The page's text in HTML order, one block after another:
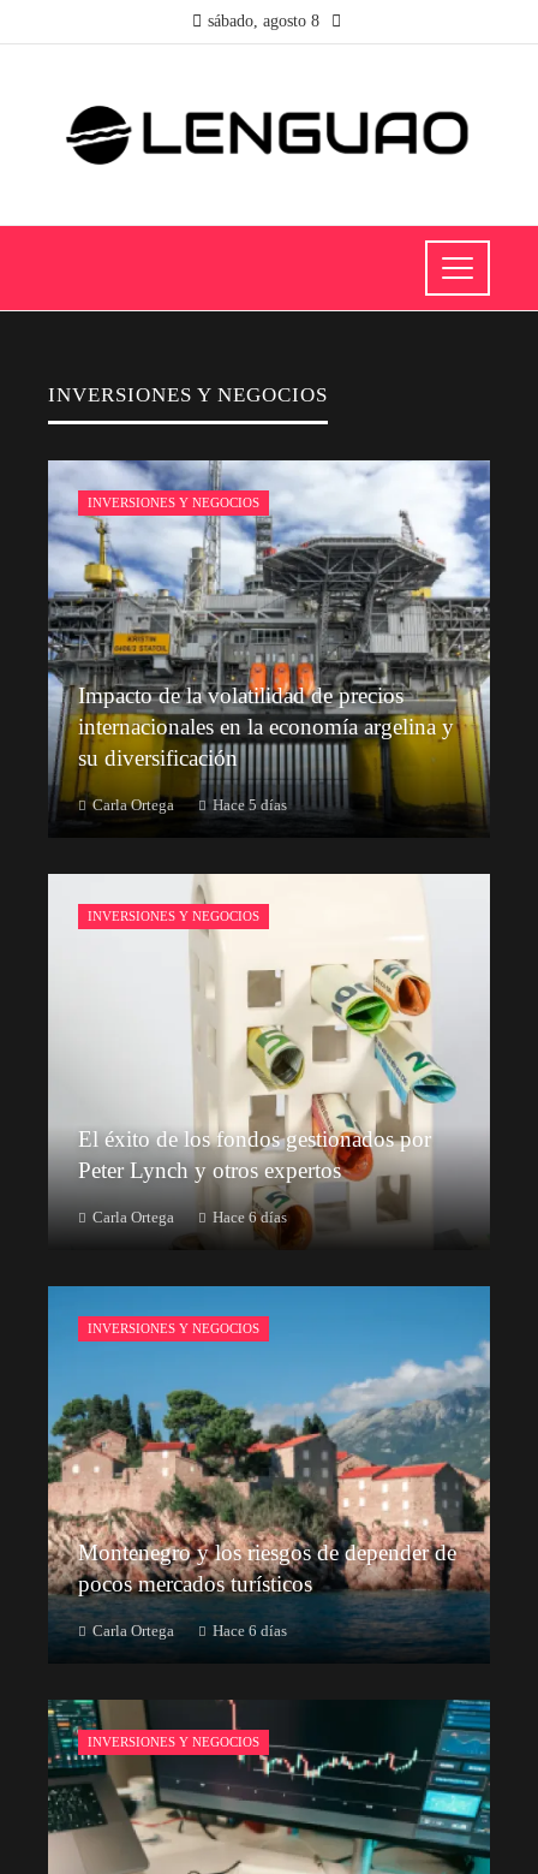
sábado, agosto 8
INVERSIONES Y NEGOCIOS
INVERSIONES Y NEGOCIOS
Impacto de la volatilidad de precios
internacionales en la economía argelina y
su diversificación
Carla Ortega Hace 5 días
INVERSIONES Y NEGOCIOS
El éxito de los fondos gestionados por
Peter Lynch y otros expertos
Carla Ortega Hace 6 días
INVERSIONES Y NEGOCIOS
Montenegro y los riesgos de depender de
pocos mercados turísticos
Carla Ortega Hace 6 días
INVERSIONES Y NEGOCIOS